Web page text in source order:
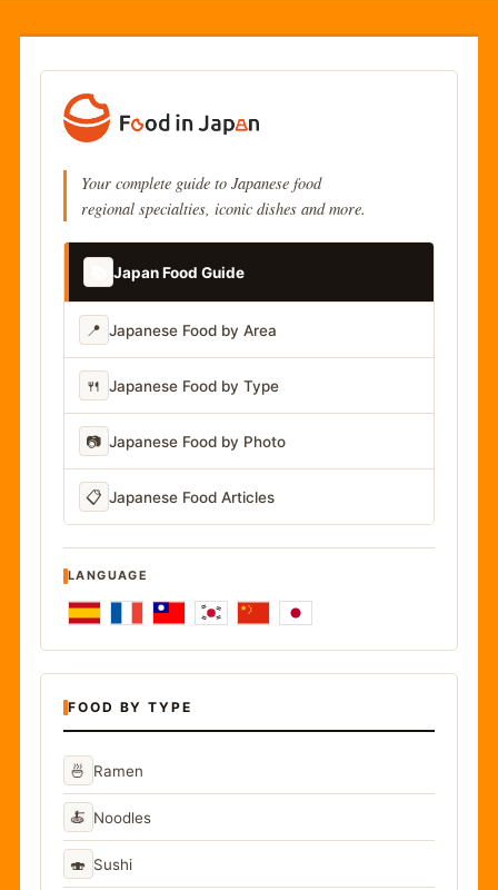
Your complete guide to Japanese food
regional specialties, iconic dishes and more.
Japan Food Guide
📍 Japanese Food by Area
🍴 Japanese Food by Type
📷 Japanese Food by Photo
📋 Japanese Food Articles
LANGUAGE
FOOD BY TYPE
🍜 Ramen
🍝 Noodles
🍣 Sushi